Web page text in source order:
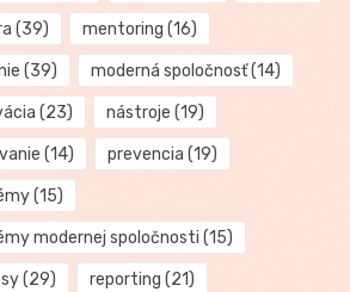
(39) mentoring (16)
(39) moderná spoločnosť(14)
(23) nástroje (19)
(14) prevencia (19)
(15)
modernej spoločnosti (15)
(29) reporting (21)